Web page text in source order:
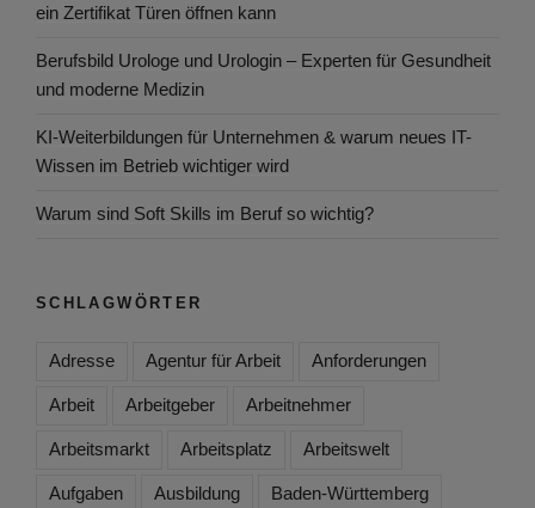
ein Zertifikat Türen öffnen kann
Berufsbild Urologe und Urologin – Experten für Gesundheit
und moderne Medizin
KI-Weiterbildungen für Unternehmen & warum neues IT-
Wissen im Betrieb wichtiger wird
Warum sind Soft Skills im Beruf so wichtig?
SCHLAGWÖRTER
Adresse Agentur für Arbeit Anforderungen
Arbeit Arbeitgeber Arbeitnehmer
Arbeitsmarkt Arbeitsplatz Arbeitswelt
Aufgaben Ausbildung Baden-Württemberg